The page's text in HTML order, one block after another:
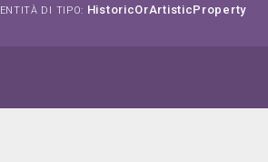
ENTITÀ DI TIPO: HistoricOrArtisticProperty